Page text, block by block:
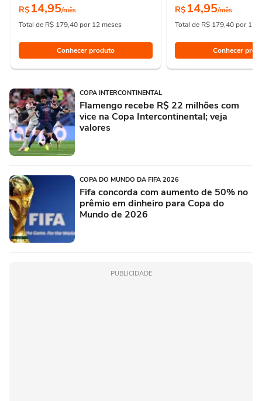
R$ 14,95/mês
Total de R$ 179,40 por 12 meses
Conhecer produto
R$ 14,95/mês
Total de R$ 179,40 por 12
Conhecer
COPA INTERCONTINENTAL
Flamengo recebe R$ 22 milhões com
vice na Copa Intercontinental; veja
valores
COPA DO MUNDO DA FIFA 2026
Fifa concorda com aumento de 50% no
prêmio em dinheiro para Copa do
Mundo de 2026
PUBLICIDADE